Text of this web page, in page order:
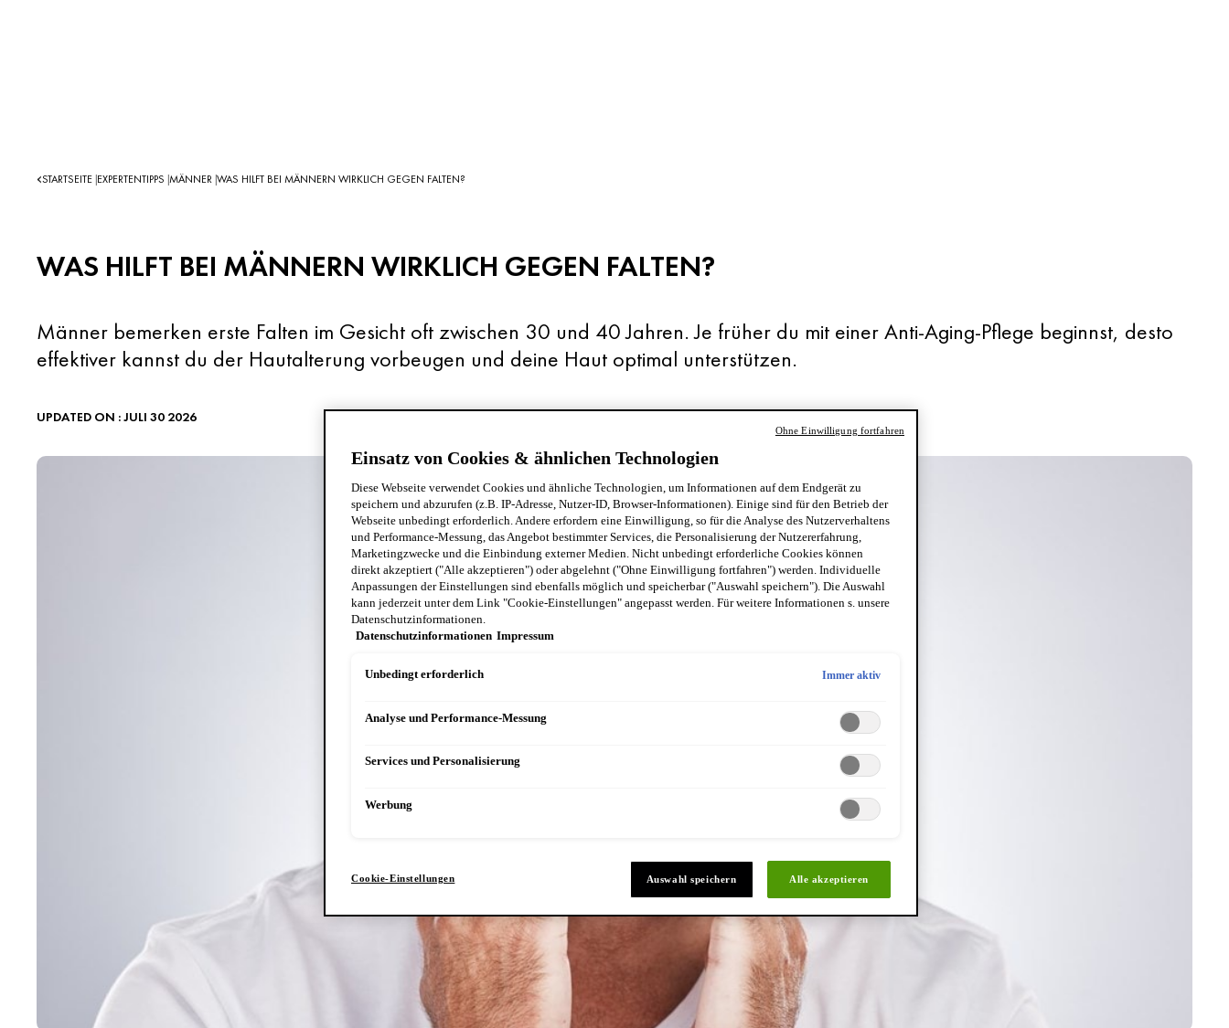
STARTSEITE EXPERTENTIPPS MÄNNER WAS HILFT BEI MÄNNERN WIRKLICH GEGEN FALTEN?
WAS HILFT BEI MÄNNERN WIRKLICH GEGEN FALTEN?
Männer bemerken erste Falten im Gesicht oft zwischen 30 und 40 Jahren. Je früher du mit einer Anti-Aging-Pflege beginnst, desto
effektiver kannst du der Hautalterung vorbeugen und deine Haut optimal unterstützen.
UPDATED ON : JULI 30 2026
Einsatz von Cookies & ähnlichen Technologien
Diese Webseite verwendet Cookies und ähnliche Technologien, um Informationen auf dem Endgerät zu
speichern und abzurufen (z.B. IP-Adresse, Nutzer-ID, Browser-Informationen). Einige sind für den Betrieb der
Webseite unbedingt erforderlich. Andere erfordern eine Einwilligung, so für die Analyse des Nutzerverhaltens
und Performance-Messung, das Angebot bestimmter Services, die Personalisierung der Nutzererfahrung,
Marketingzwecke und die Einbindung externer Medien. Nicht unbedingt erforderliche Cookies können
direkt akzeptiert ("Alle akzeptieren") oder abgelehnt ("Ohne Einwilligung fortfahren") werden. Individuelle
Anpassungen der Einstellungen sind ebenfalls möglich und speicherbar ("Auswahl speichern"). Die Auswahl
kann jederzeit unter dem Link "Cookie-Einstellungen" angepasst werden. Für weitere Informationen s. unsere
Datenschutzinformationen.
Datenschutzinformationen Impressum
Unbedingt erforderlich Immer aktiv
Analyse und Performance-Messung
Services und Personalisierung
Werbung
Cookie-Einstellungen Auswahl speichern Alle akzeptieren
Ohne Einwilligung fortfahren